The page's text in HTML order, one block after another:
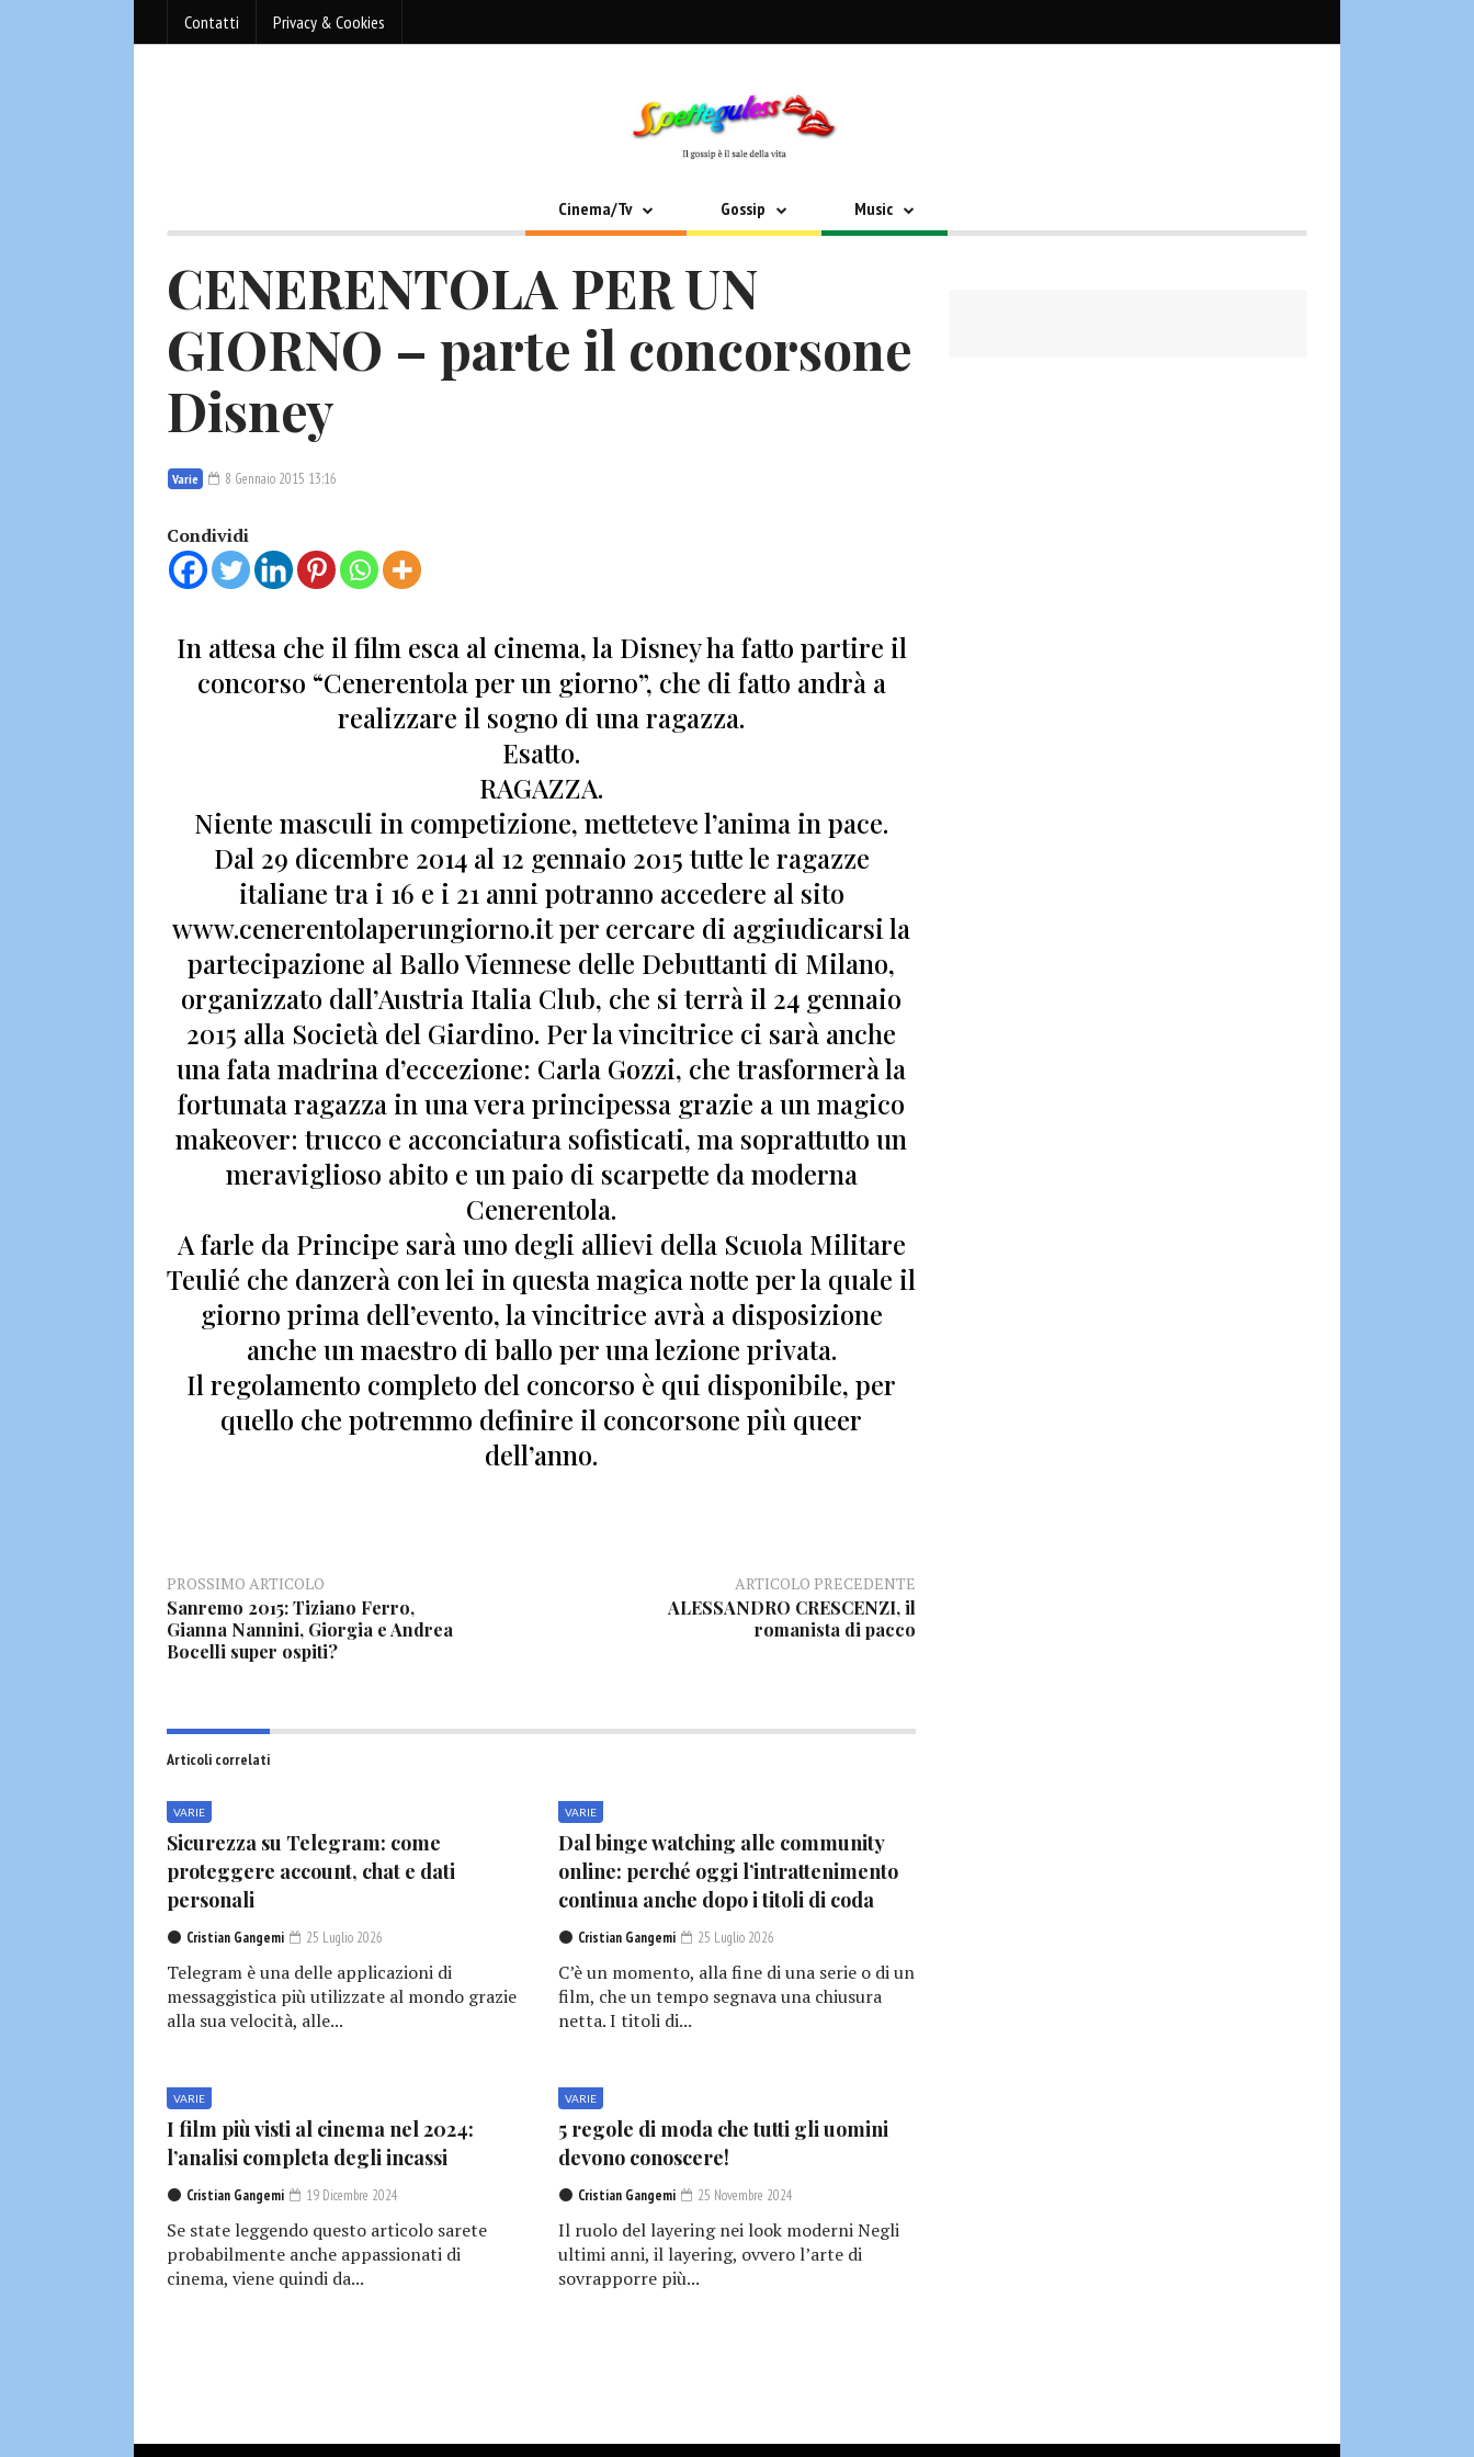
Contatti Privacy & Cookies
Cinema/Tv Gossip Music
CENERENTOLA PER UN
GIORNO – parte il concorsone
Disney
Varie 8 Gennaio 2015 13:16
Condividi
In attesa che il film esca al cinema, la Disney ha fatto partire il
concorso “Cenerentola per un giorno”, che di fatto andrà a
realizzare il sogno di una ragazza.
Esatto.
RAGAZZA.
Niente masculi in competizione, metteteve l’anima in pace.
Dal 29 dicembre 2014 al 12 gennaio 2015tutte le ragazze
italiane tra i 16 e i 21 anni potranno accedere al sito
www.cenerentolaperungiorno.it per cercare di aggiudicarsi la
partecipazione al Ballo Viennese delle Debuttanti di Milano,
organizzato dall’Austria Italia Club, che si terrà il 24 gennaio
2015 alla Società del Giardino. Per la vincitrice ci sarà anche
una fata madrina d’eccezione: Carla Gozzi, che trasformerà la
fortunata ragazza in una vera principessa grazie a un magico
makeover: trucco e acconciatura sofisticati, ma soprattutto un
meraviglioso abito e un paio di scarpette da moderna
Cenerentola.
A farle da Principe sarà uno degli allievi della Scuola Militare
Teulié che danzerà con lei in questa magica notte per la quale il
giorno prima dell’evento, la vincitrice avrà a disposizione
anche un maestro di ballo per una lezione privata.
Il regolamento completo del concorso è qui disponibile, per
quello che potremmo definire il concorsone più queer
dell’anno.
PROSSIMO ARTICOLO
Sanremo 2015: Tiziano Ferro,
Gianna Nannini, Giorgia e Andrea
Bocelli super ospiti?
ARTICOLO PRECEDENTE
ALESSANDRO CRESCENZI, il
romanista di pacco
Articoli correlati
VARIE
Sicurezza su Telegram: come
proteggere account, chat e dati
personali
Cristian Gangemi 25 Luglio 2026
Telegram è una delle applicazioni di
messaggistica più utilizzate al mondo grazie
alla sua velocità, alle...
VARIE
Dal binge watching alle community
online: perché oggi l’intrattenimento
continua anche dopo i titoli di coda
Cristian Gangemi 25 Luglio 2026
C’è un momento, alla fine di una serie o di un
film, che un tempo segnava una chiusura
netta. I titoli di...
VARIE
I film più visti al cinema nel 2024:
l’analisi completa degli incassi
Cristian Gangemi 19 Dicembre 2024
Se state leggendo questo articolo sarete
probabilmente anche appassionati di
cinema, viene quindi da...
VARIE
5 regole di moda che tutti gli uomini
devono conoscere!
Cristian Gangemi 25 Novembre 2024
Il ruolo del layering nei look moderni Negli
ultimi anni, il layering, ovvero l’arte di
sovrapporre più...